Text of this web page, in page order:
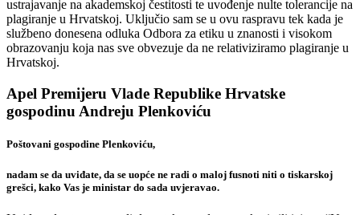
ustrajavanje na akademskoj čestitosti te uvođenje nulte tolerancije na
plagiranje u Hrvatskoj. Uključio sam se u ovu raspravu tek kada je
službeno donesena odluka Odbora za etiku u znanosti i visokom
obrazovanju koja nas sve obvezuje da ne relativiziramo plagiranje u
Hrvatskoj.
Apel Premijeru Vlade Republike Hrvatske
gospodinu Andreju Plenkoviću
Poštovani gospodine Plenkoviću,
nadam se da uviđate, da se uopće ne radi o maloj fusnoti niti o tiskarskoj
grešci, kako Vas je ministar do sada uvjeravao.